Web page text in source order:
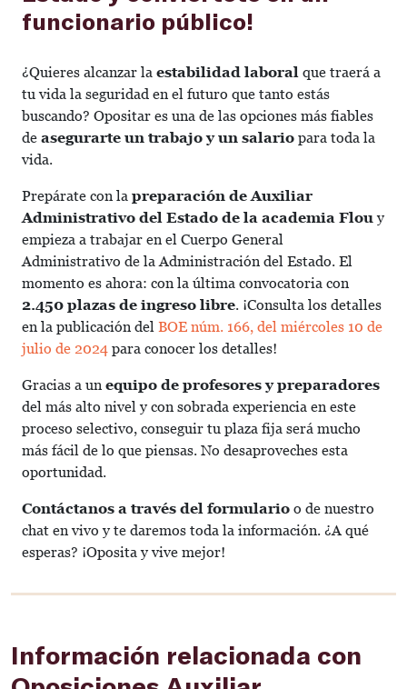
funcionario público!
¿Quieres alcanzar la estabilidad laboral que traerá a
tu vida la seguridad en el futuro que tanto estás
buscando? Opositar es una de las opciones más fiables
de asegurarte un trabajo y un salario para toda la
vida.
Prepárate con la preparación de Auxiliar
Administrativo del Estado de la academia Flouy
empieza a trabajar en el Cuerpo General
Administrativo de la Administración del Estado. El
momento es ahora: con la última convocatoria con
2.450 plazas de ingreso libre. ¡Consulta los detalles
en la publicación del BOE núm. 166, del miércoles 10 de
julio de 2024 para conocer los detalles!
Gracias a un equipo de profesores y preparadores
del más alto nivel y con sobrada experiencia en este
proceso selectivo, conseguir tu plaza fija será mucho
más fácil de lo que piensas. No desaproveches esta
oportunidad.
Contáctanos a través del formulario o de nuestro
chat en vivo y te daremos toda la información. ¿A qué
esperas? ¡Oposita y vive mejor!
Información relacionada con